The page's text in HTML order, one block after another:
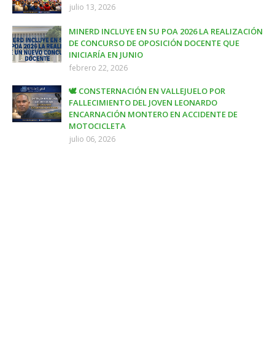
julio 13, 2026
MINERD INCLUYE EN SU POA 2026 LA REALIZACIÓN
DE CONCURSO DE OPOSICIÓN DOCENTE QUE
INICIARÍA EN JUNIO
febrero 22, 2026
🕊️ CONSTERNACIÓN EN VALLEJUELO POR
FALLECIMIENTO DEL JOVEN LEONARDO
ENCARNACIÓN MONTERO EN ACCIDENTE DE
MOTOCICLETA
julio 06, 2026